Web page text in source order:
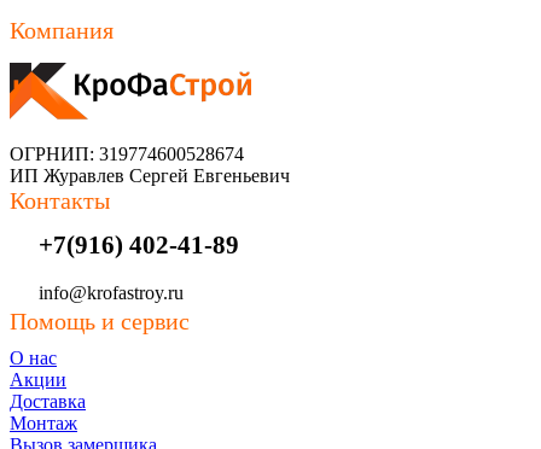
Компания
ОГРНИП: 319774600528674
ИП Журавлев Сергей Евгеньевич
Контакты
+7(916) 402-41-89
info@krofastroy.ru
Помощь и сервис
О нас
Акции
Доставка
Монтаж